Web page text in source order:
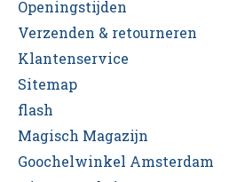
Openingstijden
Verzenden & retourneren
Klantenservice
Sitemap
flash
Magisch Magazijn
Goochelwinkel Amsterdam